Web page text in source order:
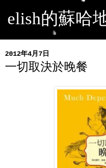
elish的蘇哈
2012年4月7日
一切取決於晚餐